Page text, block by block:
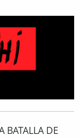
BATALLA DE